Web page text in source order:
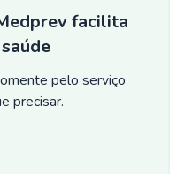
facilita
pelo serviço
precisar.